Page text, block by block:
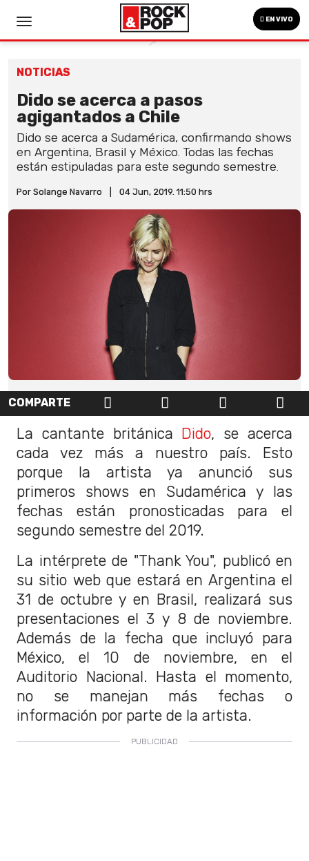
EN VIVO
NOTICIAS
Dido se acerca a pasos
agigantados a Chile
Dido se acerca a Sudamérica, confirmando shows
en Argentina, Brasil y México. Todas las fechas
están estipuladas para este segundo semestre.
Por Solange Navarro 04 Jun, 2019. 11:50 hrs
COMPARTE
La cantante británica Dido, se acerca
cada vez más a nuestro país. Esto
porque la artista ya anunció sus
primeros shows en Sudamérica y las
fechas están pronosticadas para el
segundo semestre del 2019.
La intérprete de "Thank You", publicó en
su sitio web que estará en Argentina el
31 de octubre y en Brasil, realizará sus
presentaciones el 3 y 8 de noviembre.
Además de la fecha que incluyó para
México, el 10 de noviembre, en el
Auditorio Nacional. Hasta el momento,
no se manejan más fechas o
información por parte de la artista.